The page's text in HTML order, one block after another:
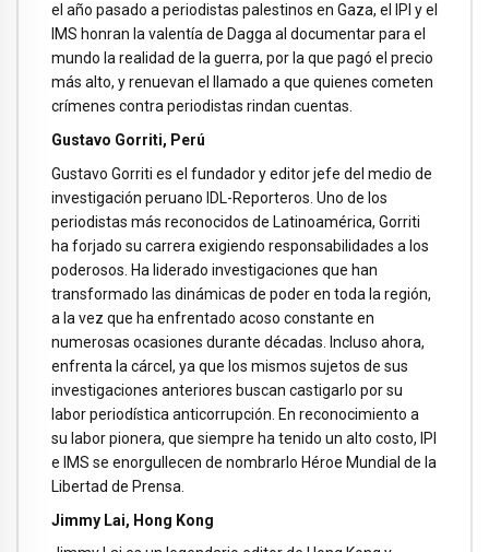
el año pasado a periodistas palestinos en Gaza, el IPI y el
IMS honran la valentía de Dagga al documentar para el
mundo la realidad de la guerra, por la que pagó el precio
más alto, y renuevan el llamado a que quienes cometen
crímenes contra periodistas rindan cuentas.
Gustavo Gorriti, Perú
Gustavo Gorriti es el fundador y editor jefe del medio de
investigación peruano IDL-Reporteros. Uno de los
periodistas más reconocidos de Latinoamérica, Gorriti
ha forjado su carrera exigiendo responsabilidades a los
poderosos. Ha liderado investigaciones que han
transformado las dinámicas de poder en toda la región,
a la vez que ha enfrentado acoso constante en
numerosas ocasiones durante décadas. Incluso ahora,
enfrenta la cárcel, ya que los mismos sujetos de sus
investigaciones anteriores buscan castigarlo por su
labor periodística anticorrupción. En reconocimiento a
su labor pionera, que siempre ha tenido un alto costo, IPI
e IMS se enorgullecen de nombrarlo Héroe Mundial de la
Libertad de Prensa.
Jimmy Lai, Hong Kong